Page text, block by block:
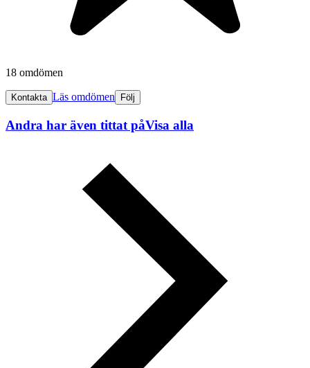
18 omdömen
Kontakta Läs omdömen Följ
Andra har även tittat påVisa alla